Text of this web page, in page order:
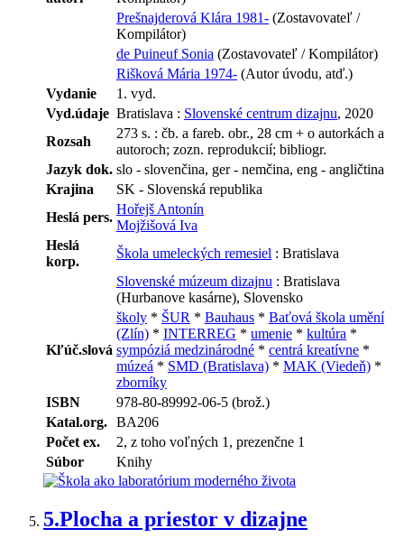
Prešnajderová Klára 1981- (Zostavovateľ /
Kompilátor)
de Puineuf Sonia (Zostavovateľ / Kompilátor)
Rišková Mária 1974- (Autor úvodu, atď.)
Vydanie
1. vyd.
Vyd.údaje Bratislava : Slovenské centrum dizajnu, 2020
Rozsah
273 s. : čb. a fareb. obr., 28 cm + o autorkách a
autoroch; zozn. reprodukcií; bibliogr.
Jazyk dok. slo - slovenčina, ger - nemčina, eng - angličtina
Krajina
SK - Slovenská republika
Heslá pers.
Hořejš Antonín
Mojžišová Iva
Heslá
korp.
Škola umeleckých remesiel : Bratislava
Slovenské múzeum dizajnu : Bratislava
(Hurbanove kasárne), Slovensko
Kľúč.slová
školy * ŠUR * Bauhaus * Baťová škola umění
(Zlín) * INTERREG * umenie * kultúra *
sympóziá medzinárodné * centrá kreatívne *
múzeá * SMD (Bratislava) * MAK (Viedeň) *
zborníky
ISBN
978-80-89992-06-5 (brož.)
Katal.org. BA206
Počet ex.
2, z toho voľných 1, prezenčne 1
Súbor
Knihy
5.Plocha a priestor v dizajne